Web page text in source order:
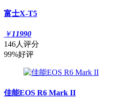
富士X-T5
￥11990
146人评分
99%好评
佳能EOS R6 Mark II